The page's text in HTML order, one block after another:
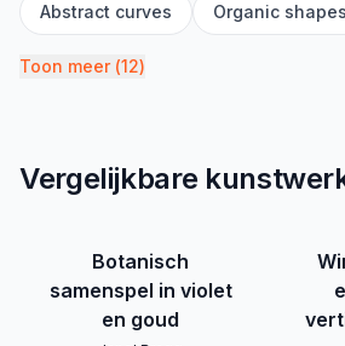
Abstract curves Organic shapes
Toon meer(12)
Vergelijkbare
Botanisch
samenspel in violet
en goud